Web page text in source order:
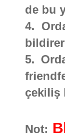
de bu
4.
5.
çekiliş
Not: